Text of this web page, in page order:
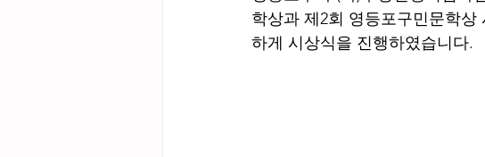
학상과 제2회 영등포구민문학
하게 시상식을 진행하였습니다.